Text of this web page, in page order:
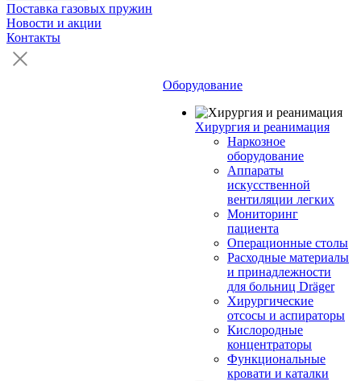
Поставка газовых пружин
Новости и акции
Контакты
Оборудование
Хирургия и реанимация
Наркозное
оборудование
Аппараты
искусственной
вентиляции легких
Мониторинг
пациента
Операционные столы
Расходные материалы
и принадлежности
для больниц Dräger
Хирургические
отсосы и аспираторы
Кислородные
концентраторы
Функциональные
кровати и каталки